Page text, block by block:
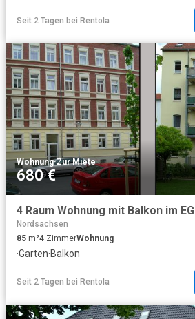
Seit 2 Tagen bei Rentola
Wohnung·Zur Miete
680 €
4 Raum Wohnung mit Balkon im EG
Nordsachsen
85 m²4 ZimmerWohnung
·Garten·Balkon
Seit 2 Tagen bei Rentola